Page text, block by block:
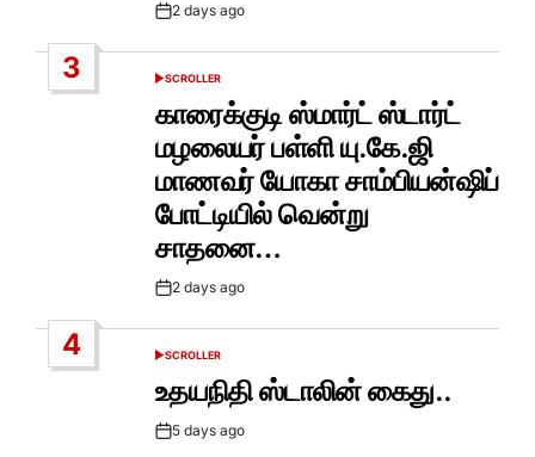
Post2 days ago
3
POSTED
SCROLLER
காரைக்குடி ஸ்மார்ட் ஸ்டார்ட்
மழலையர் பள்ளி யு.கே.ஜி
மாணவர் யோகா சாம்பியன்ஷிப்
போட்டியில் வென்று
சாதனை…
Post2 days ago
4
POSTED
SCROLLER
உதயநிதி ஸ்டாலின் கைது..
Post5 days ago